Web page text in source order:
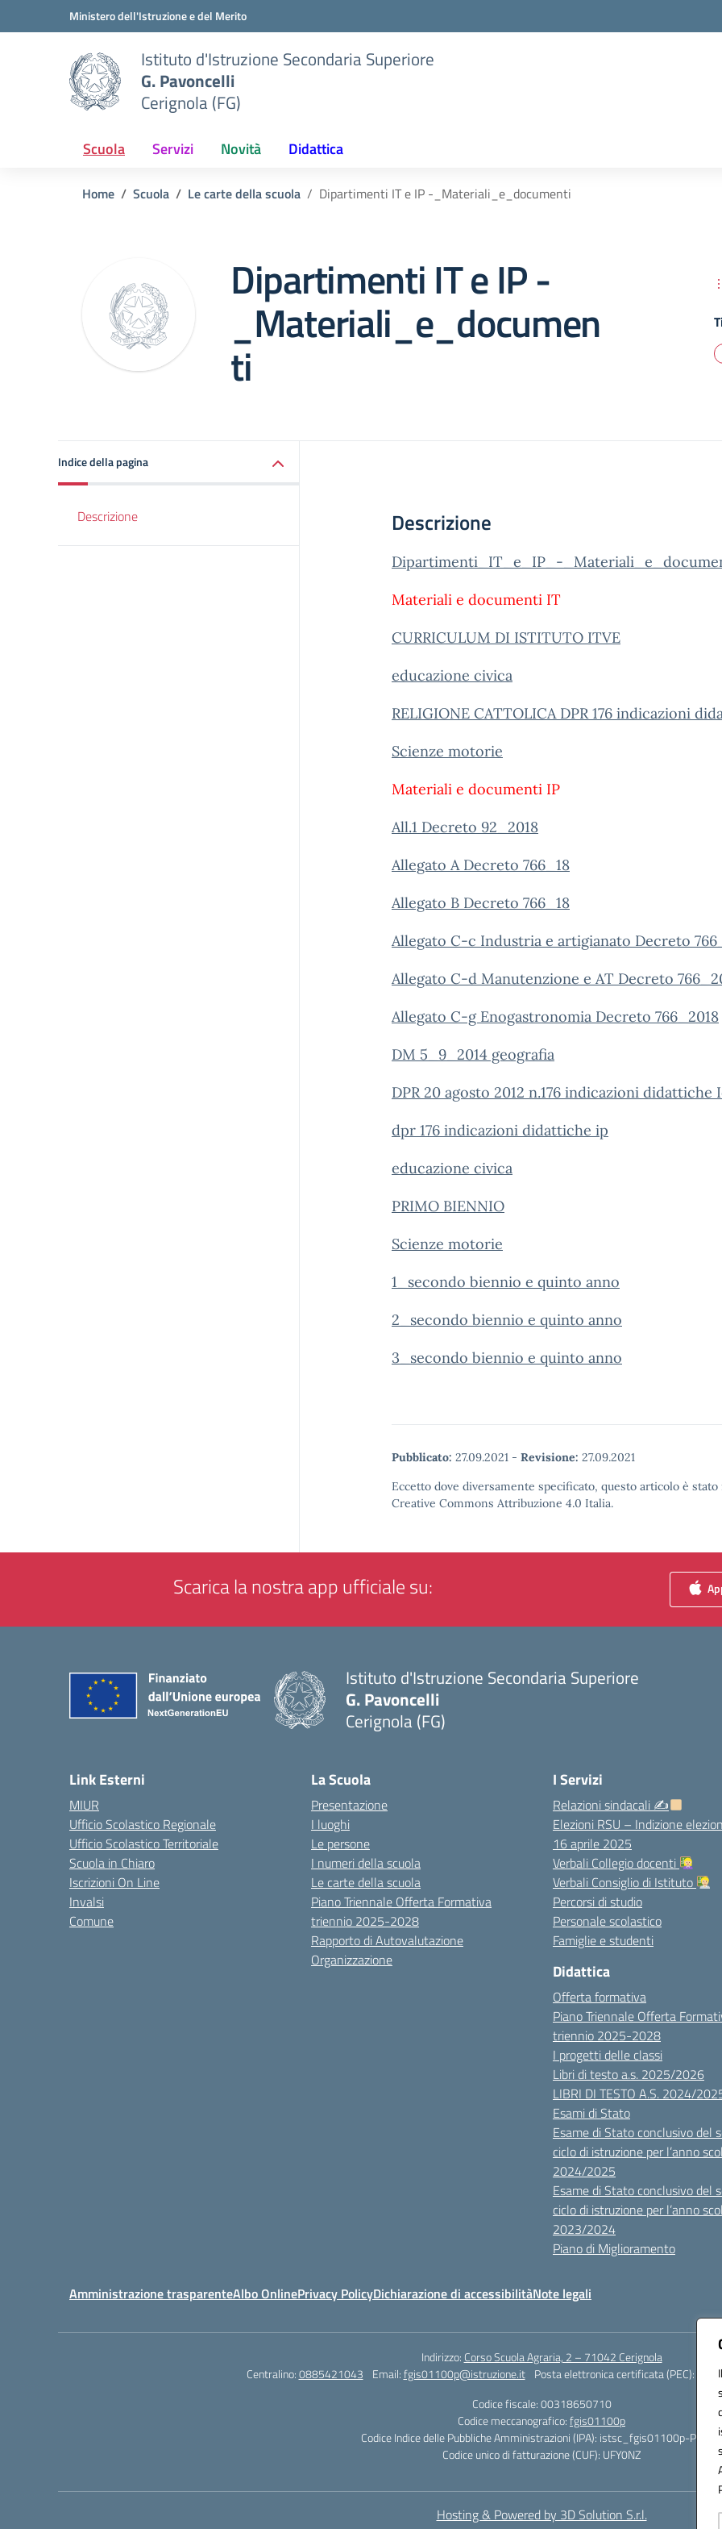
Vai ai contenuti
Vai al menu di navigazioneMinistero dell'Istruzione e del Merito
Istituto d'Istruzione Secondaria Superiore
G. Pavoncelli
Cerignola (FG)
Scuola Servizi Novità Didattica
Home Scuola Le carte della scuola Dipartimenti IT e IP -_Materiali_e_documenti
Dipartimenti IT e IP -
_Materiali_e_documen
ti
Indice della pagina
Descrizione Descrizione
Dipartimenti_IT_e_IP_-
Materiali e documenti IT
CURRICULUM DI ISTITUTO ITVE
educazione civica
RELIGIONE CATTOLICA DPR 176 indicazioni
Scienze motorie
Materiali e documenti IP
All.1 Decreto 92_2018
Allegato A Decreto 766_18
Allegato B Decreto 766_18
Allegato C-c Industria e artigianato Decreto
Allegato C-d Manutenzione e AT Decreto
Allegato C-g Enogastronomia Decreto 766_2018
DM 5_9_2014 geografia
DPR 20 agosto 2012 n.176 indicazioni didattiche
dpr 176 indicazioni didattiche ip
educazione civica
PRIMO BIENNIO
Scienze motorie
1_secondo biennio e quinto anno
2_secondo biennio e quinto anno
3_secondo biennio e quinto anno
Pubblicato: 27.09.2021 - Revisione: 27.09.2021
Eccetto dove diversamente specificato, questo articolo è
Creative Commons Attribuzione 4.0 Italia.
Scarica la nostra app ufficiale su:
Istituto d'Istruzione Secondaria Superiore
G. Pavoncelli
Cerignola (FG)
Link Esterni
MIUR
Ufficio Scolastico Regionale
Ufficio Scolastico Territoriale
Scuola in Chiaro
Iscrizioni On Line
Invalsi
Comune
La Scuola
Presentazione
I luoghi
Le persone
I numeri della scuola
Le carte della scuola
Piano Triennale Offerta Formativa
triennio 2025-2028
Rapporto di Autovalutazione
Organizzazione
I Servizi
Relazioni sindacali ✍
Elezioni RSU – Indizione
16 aprile 2025
Verbali Collegio docenti
Verbali Consiglio di Istituto
Percorsi di studio
Personale scolastico
Famiglie e studenti
Didattica
Offerta formativa
Piano Triennale Offerta
triennio 2025-2028
I progetti delle classi
Libri di testo a.s. 2025/2026
LIBRI DI TESTO A.S. 2024/
Esami di Stato
Esame di Stato conclusivo del
ciclo di istruzione per l’anno
2024/2025
Esame di Stato conclusivo del
ciclo di istruzione per l’anno
2023/2024
Piano di Miglioramento
Amministrazione trasparenteAlbo OnlinePrivacy PolicyDichiarazione di accessibilitàNote legali
Indirizzo: Corso Scuola Agraria, 2 – 71042 Cerignola
Centralino:0885421043 Email:fgis01100p@istruzione.it Posta elettronica certificata (PEC):
Codice fiscale: 00318650710
Codice meccanografico:fgis01100p
Codice Indice delle Pubbliche Amministrazioni (IPA): istsc_fgis01100p-PMirra
Codice unico di fatturazione (CUF): UFY0NZ
Hosting & Powered by 3D Solution S.r.l.